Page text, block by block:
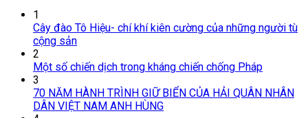
1
Cây đào Tô Hiệu- chí khí kiên cường của những người tù
cộng sản
2
Một số chiến dịch trong kháng chiến chống Pháp
3
70 NĂM HÀNH TRÌNH GIỮ BIỂN CỦA HẢI QUÂN NHÂN
DÂN VIỆT NAM ANH HÙNG